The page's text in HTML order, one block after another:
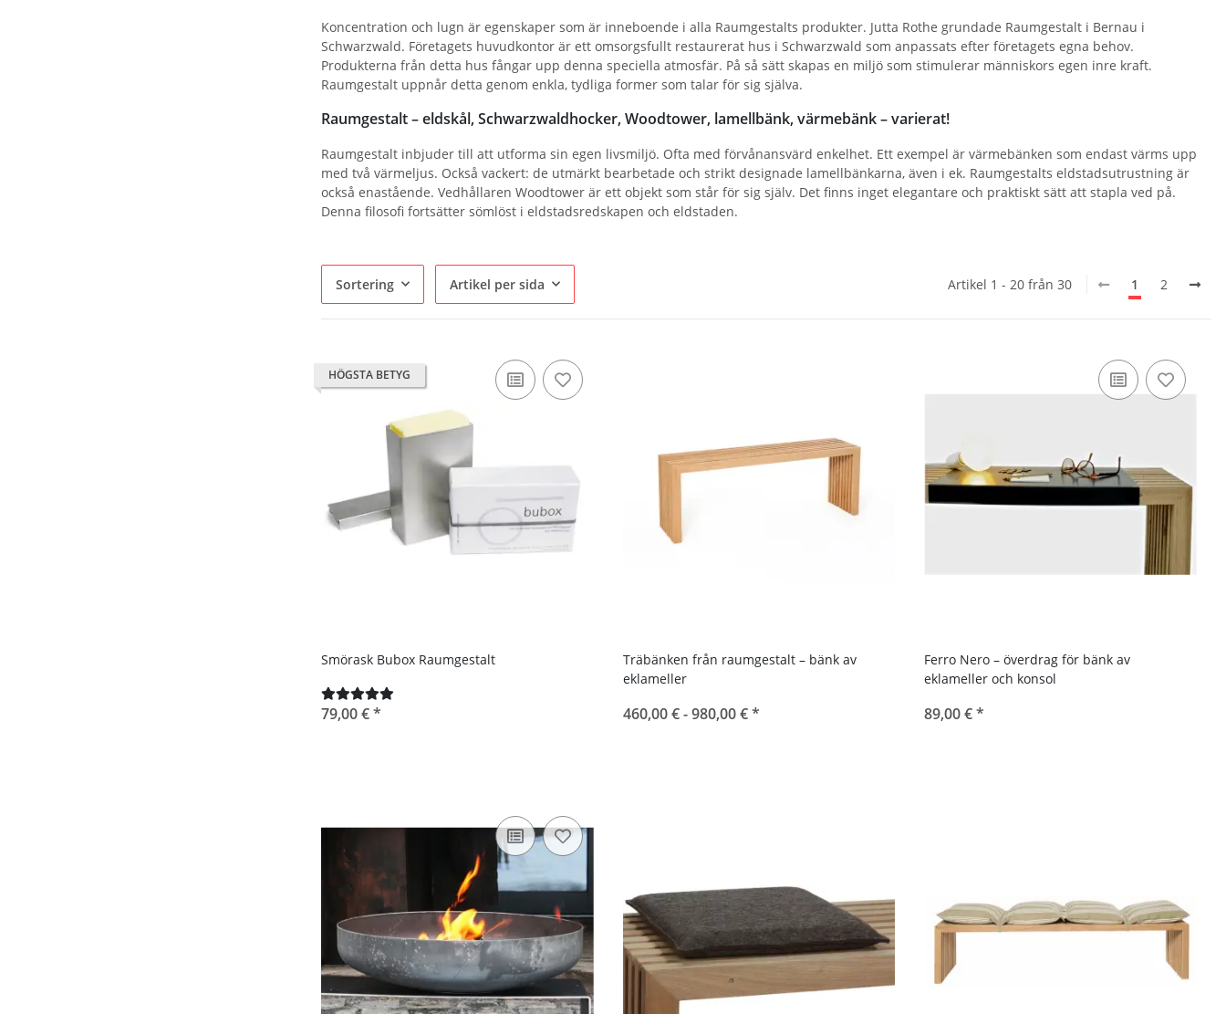
Koncentration och lugn är egenskaper som är inneboende i alla Raumgestalts produkter. Jutta Rothe grundade Raumgestalt i Bernau i
Schwarzwald. Företagets huvudkontor är ett omsorgsfullt restaurerat hus i Schwarzwald som anpassats efter företagets egna behov.
Produkterna från detta hus fångar upp denna speciella atmosfär. På så sätt skapas en miljö som stimulerar människors egen inre kraft.
Raumgestalt uppnår detta genom enkla, tydliga former som talar för sig själva.
Raumgestalt – eldskål, Schwarzwaldhocker, Woodtower, lamellbänk, värmebänk – varierat!
Raumgestalt inbjuder till att utforma sin egen livsmiljö. Ofta med förvånansvärd enkelhet. Ett exempel är värmebänken som endast värms upp
med två värmeljus. Också vackert: de utmärkt bearbetade och strikt designade lamellbänkarna, även i ek. Raumgestalts eldstadsutrustning är
också enastående. Vedhållaren Woodtower är ett objekt som står för sig själv. Det finns inget elegantare och praktiskt sätt att stapla ved på.
Denna filosofi fortsätter sömlöst i eldstadsredskapen och eldstaden.
Sortering Artikel per sida Artikel 1 - 20 från 30 1 2
HÖGSTA BETYG
Smörask Bubox Raumgestalt
79,00 €*
Träbänken från raumgestalt – bänk av
eklameller
460,00 € -980,00 €*
Ferro Nero – överdrag för bänk av
eklameller och konsol
89,00 €*